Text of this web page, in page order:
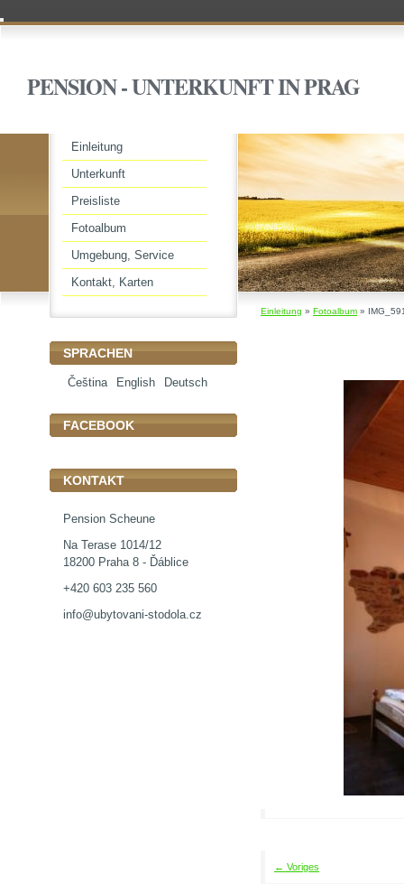
PENSION - UNTERKUNFT IN PRAG
Einleitung » Fotoalbum »
← Voriges
Einleitung
Unterkunft
Preisliste
Fotoalbum
Umgebung, Service
Kontakt, Karten
SPRACHEN
Čeština English Deutsch
FACEBOOK
KONTAKT
Pension Scheune
Na Terase 1014/12
18200 Praha 8 - Ďáblice
+420 603 235 560
info@ubytovani-stodola.cz